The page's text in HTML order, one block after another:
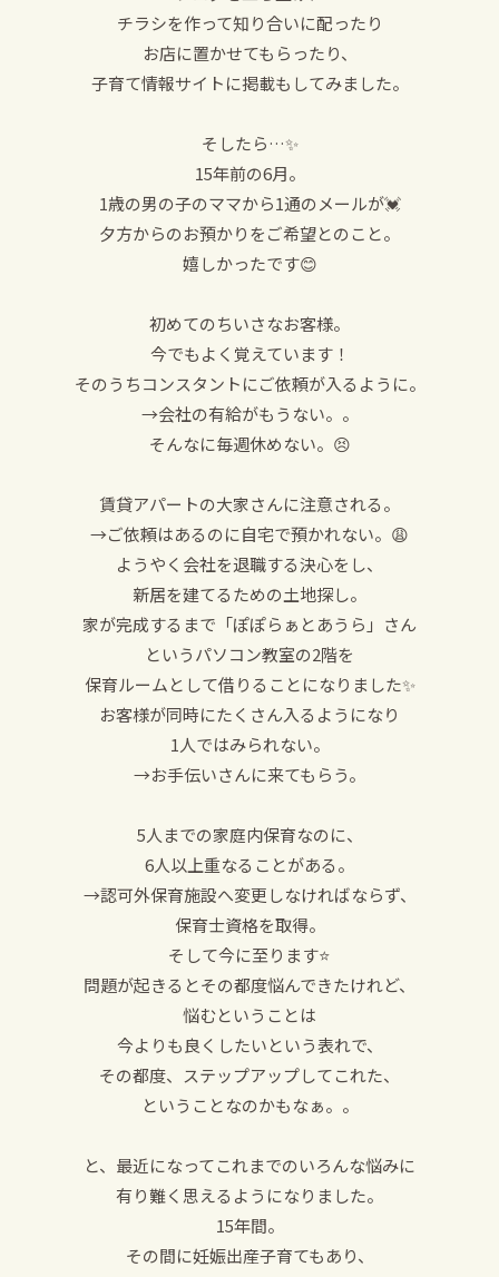
チラシを作って知り合いに配ったり
お店に置かせてもらったり、
子育て情報サイトに掲載もしてみました。
そしたら…✨
15年前の6月。
1歳の男の子のママから1通のメールが💓
夕方からのお預かりをご希望とのこと。
嬉しかったです😊
初めてのちいさなお客様。
今でもよく覚えています！
そのうちコンスタントにご依頼が入るように。
→会社の有給がもうない。。
そんなに毎週休めない。😣
賃貸アパートの大家さんに注意される。
→ご依頼はあるのに自宅で預かれない。😩
ようやく会社を退職する決心をし、
新居を建てるための土地探し。
家が完成するまで「ぽぽらぁとあうら」さん
というパソコン教室の2階を
保育ルームとして借りることになりました✨
お客様が同時にたくさん入るようになり
1人ではみられない。
→お手伝いさんに来てもらう。
5人までの家庭内保育なのに、
6人以上重なることがある。
→認可外保育施設へ変更しなければならず、
保育士資格を取得。
そして今に至ります⭐️
問題が起きるとその都度悩んできたけれど、
悩むということは
今よりも良くしたいという表れで、
その都度、ステップアップしてこれた、
ということなのかもなぁ。。
と、最近になってこれまでのいろんな悩みに
有り難く思えるようになりました。
15年間。
その間に妊娠出産子育てもあり、